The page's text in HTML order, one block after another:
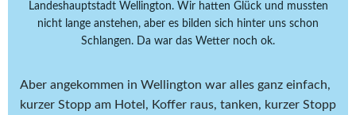
Landeshauptstadt Wellington. Wir hatten Glück und mussten
nicht lange anstehen, aber es bilden sich hinter uns schon
Schlangen. Da war das Wetter noch ok.
Aber angekommen in Wellington war alles ganz einfach,
kurzer Stopp am Hotel, Koffer raus, tanken, kurzer Stopp